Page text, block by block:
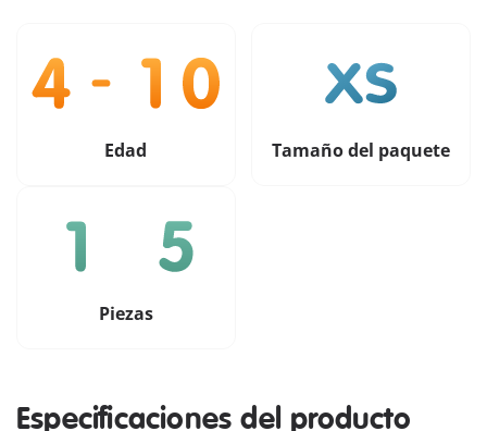
Edad Tamaño del paquete
Piezas
Especificaciones del producto